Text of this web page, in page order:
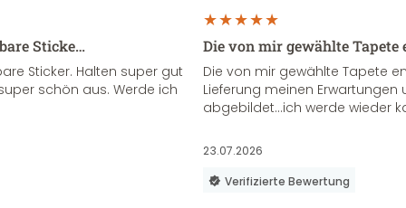
Sticke…
Sticker. Halten super gut
schön aus. Werde ich
Die von mir gewählte
Die von mir gewählte Tapete
Lieferung meinen Erwartungen
abgebildet...ich werde wieder
23.07.2026
Verifizierte Bewertung